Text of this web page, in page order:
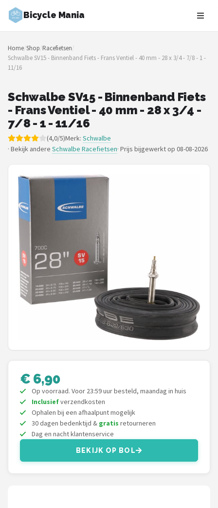
Bicycle Mania
Zoeken
NAVIGATIE
Shop
Merken
Blog
Fietsroutes
Kinderfietsen
Stadsfietsen
Elektrische fietsen
Mountainbikes
Shop
POPULAIRE MERKEN
Basil
New Looxs
BBB Cycling
Schwalbe
Voltano
Home/Shop/Racefietsen/
Schwalbe SV15 - Binnenband Fiets - Frans Ventiel - 40 mm - 28 x 3/4 - 7/8 - 1 -
11/16
Schwalbe SV15 - Binnenband Fiets
- Frans Ventiel - 40 mm - 28 x 3/4 -
7/8 - 1 - 11/16
(4,0/5)Merk: Schwalbe
· Bekijk andere Schwalbe Racefietsen· Prijs bijgewerkt op 08-08-2026
€ 6,90
Op voorraad. Voor 23:59 uur besteld, maandag in huis
Inclusiefverzendkosten
Ophalen bij een afhaalpunt mogelijk
30 dagen bedenktijd & gratis retourneren
Dag en nacht klantenservice
BEKIJK OP BOL